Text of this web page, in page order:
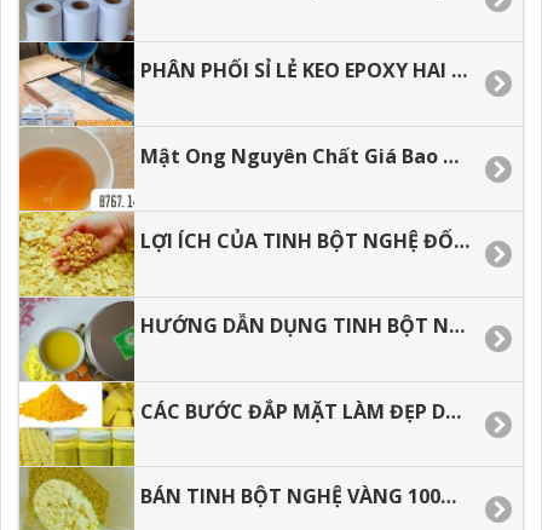
PHÂN PHỐI SỈ LẺ KEO EPOXY HAI THÀNH PHẦN ĐỔ BÀN, ĐỔ KHUÔN.
Mật Ong Nguyên Chất Giá Bao Nhiêu 1 LÍT
LỢI ÍCH CỦA TINH BỘT NGHỆ ĐỐI VỚI SỨC KHỎE
HƯỚNG DẪN DỤNG TINH BỘT NGHỆ HIỆU QUẢ TỐT NHẤT
CÁC BƯỚC ĐẮP MẶT LÀM ĐẸP DA VỚI TÍNH BỘT NGHỆ
BÁN TINH BỘT NGHỆ VÀNG 100% NGUYÊN CHẤT KHÔNG PHA TRỘN